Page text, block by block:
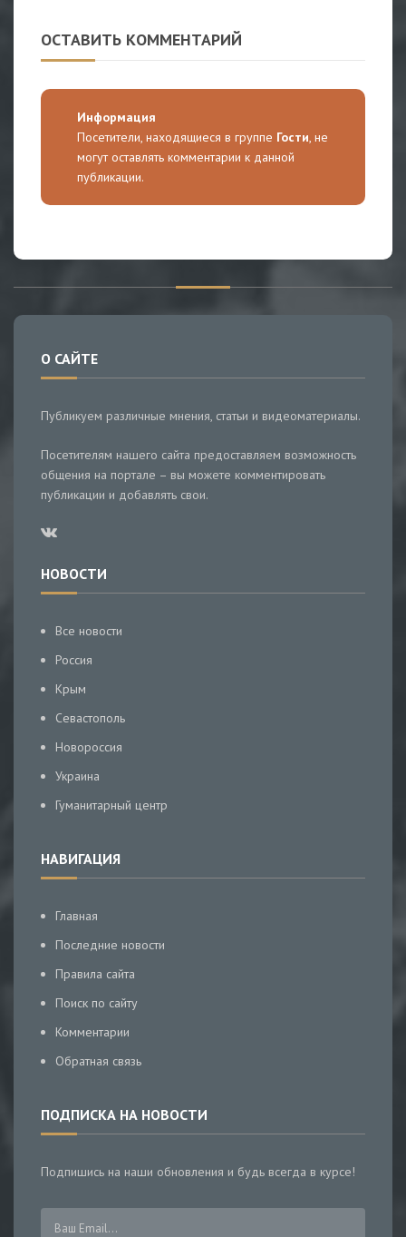
ОСТАВИТЬ КОММЕНТАРИЙ
Информация
Посетители, находящиеся в группе Гости, не
могут оставлять комментарии к данной
публикации.
О САЙТЕ
Публикуем различные мнения, статьи и видеоматериалы.
Посетителям нашего сайта предоставляем возможность
общения на портале – вы можете комментировать
публикации и добавлять свои.
НОВОСТИ
Все новости
Россия
Крым
Севастополь
Новороссия
Украина
Гуманитарный центр
НАВИГАЦИЯ
Главная
Последние новости
Правила сайта
Поиск по сайту
Комментарии
Обратная связь
ПОДПИСКА НА НОВОСТИ
Подпишись на наши обновления и будь всегда в курсе!